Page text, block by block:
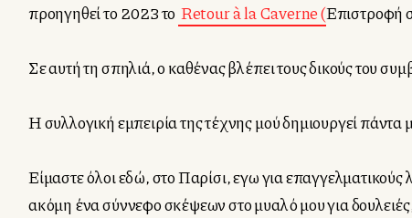
προηγηθεί το 2023 το Retour à la Caverne (Επιστροφή
Σε αυτή τη σπηλιά, ο καθένας βλέπει τους δικούς του
Η συλλογική εμπειρία της τέχνης μού δημιουργεί πάντα
Είμαστε όλοι εδώ, στο Παρίσι, εγω για
ακόμη ένα σύννεφο σκέψεων στο μυαλό μου για